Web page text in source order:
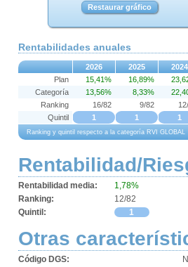
Restaurar gráfico
Rentabilidades anuales
2026 2025 2024
Ranking y quintil respecto a la categoría RVI GLOBAL
Plan 15,41% 16,89%
Categoría
13,56% 8,33%
Ranking
16/82 9/82
Quintil
1 1 1
Rentabilidad/
Rentabilidad media:
1,78%
Ranking:
12/82
Quintil:
1
Otras
Código DGS: